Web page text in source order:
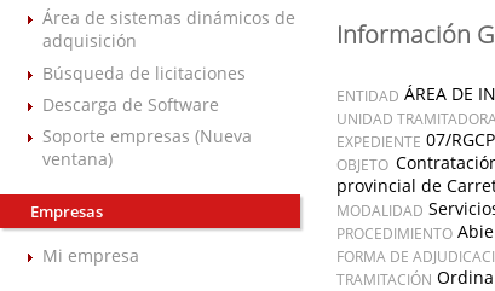
Área de sistemas dinámicos de
adquisición
Búsqueda de licitaciones
Descarga de Software
Soporte empresas (Nueva
ventana)
Empresas
Mi empresa
Información
ENTIDAD ÁREA DE
UNIDAD TRAMITADORA
EXPEDIENTE 07/
OBJETO
provincial de
MODALIDAD
PROCEDIMIENTO
FORMA DE
TRAMITACIÓN